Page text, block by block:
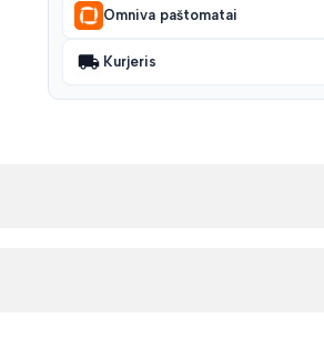
Omniva paštomatai
Kurjeris